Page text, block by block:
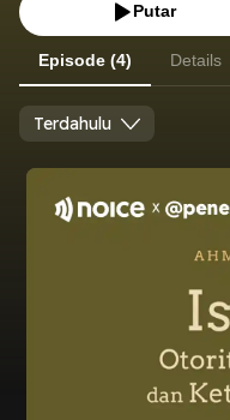
Putar
Episode (4) Details
Terdahulu